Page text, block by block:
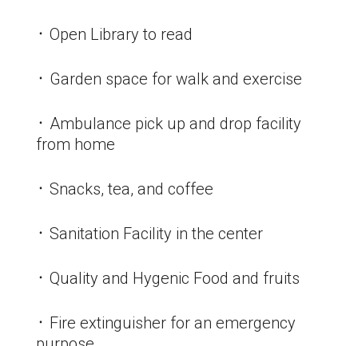
᛫ Open Library to read
᛫ Garden space for walk and exercise
᛫ Ambulance pick up and drop facility
from home
᛫ Snacks, tea, and coffee
᛫ Sanitation Facility in the center
᛫ Quality and Hygenic Food and fruits
᛫ Fire extinguisher for an emergency